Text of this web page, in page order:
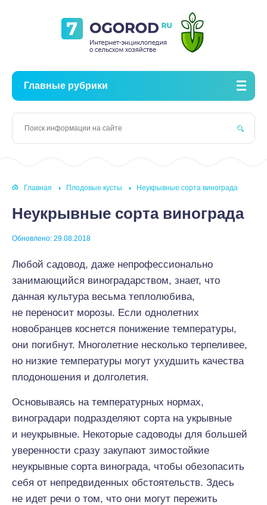
Главные рубрики
Главная Плодовые кусты Неукрывные сорта винограда
Неукрывные сорта винограда
Обновлено: 29.08.2018
Любой садовод, даже непрофессионально
занимающийся виноградарством, знает, что
данная культура весьма теплолюбива,
не переносит морозы. Если однолетних
новобранцев коснется понижение температуры,
они погибнут. Многолетние несколько терпеливее,
но низкие температуры могут ухудшить качества
плодоношения и долголетия.
Основываясь на температурных нормах,
виноградари подразделяют сорта на укрывные
и неукрывные. Некоторые садоводы для большей
уверенности сразу закупают зимостойкие
неукрывные сорта винограда, чтобы обезопасить
себя от непредвиденных обстоятельств. Здесь
не идет речи о том, что они могут пережить